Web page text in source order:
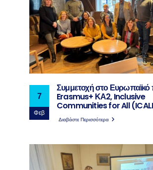
7
Φεβ
Συμμετοχή στο
Erasmus+ ΚΑ2, Inclusive
Communities for All
Διαβάστε Περισσότερα